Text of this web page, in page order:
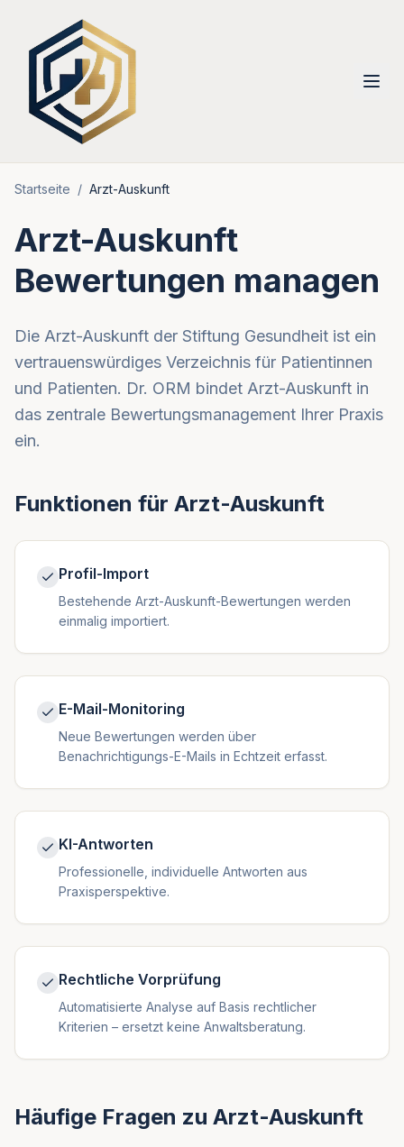
Startseite / Arzt-Auskunft
Arzt-Auskunft
Bewertungen managen
Die Arzt-Auskunft der Stiftung Gesundheit ist ein
vertrauenswürdiges Verzeichnis für Patientinnen
und Patienten. Dr. ORM bindet Arzt-Auskunft in
das zentrale Bewertungsmanagement Ihrer Praxis
ein.
Funktionen für Arzt-Auskunft
Profil-Import
Bestehende Arzt-Auskunft-Bewertungen werden
einmalig importiert.
E-Mail-Monitoring
Neue Bewertungen werden über
Benachrichtigungs-E-Mails in Echtzeit erfasst.
KI-Antworten
Professionelle, individuelle Antworten aus
Praxisperspektive.
Rechtliche Vorprüfung
Automatisierte Analyse auf Basis rechtlicher
Kriterien – ersetzt keine Anwaltsberatung.
Häufige Fragen zu Arzt-Auskunft